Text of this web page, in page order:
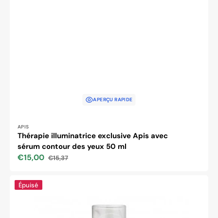
APERÇU RAPIDE
Distributeur :
APIS
Thérapie illuminatrice exclusive Apis avec
sérum contour des yeux 50 ml
Prix
€15,00
Prix
€15,37
Apis
eauÉpuisé